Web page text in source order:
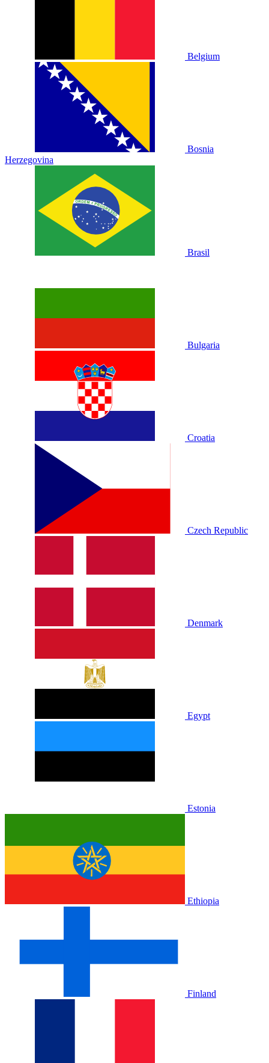
Belgium
Bosnia
Herzegovina
Brasil
Bulgaria
Croatia
Czech Republic
Denmark
Egypt
Estonia
Ethiopia
Finland